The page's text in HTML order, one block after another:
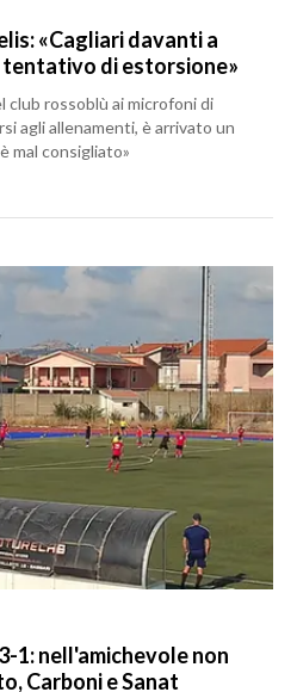
«Cagliari davanti a
tentativo di estorsione»
club rossoblù ai microfoni di
agli allenamenti, è arrivato un
mal consigliato»
1: nell'amichevole non
Carboni e Sanat